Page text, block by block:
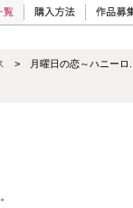
> 月曜日の恋～ハニーロ...